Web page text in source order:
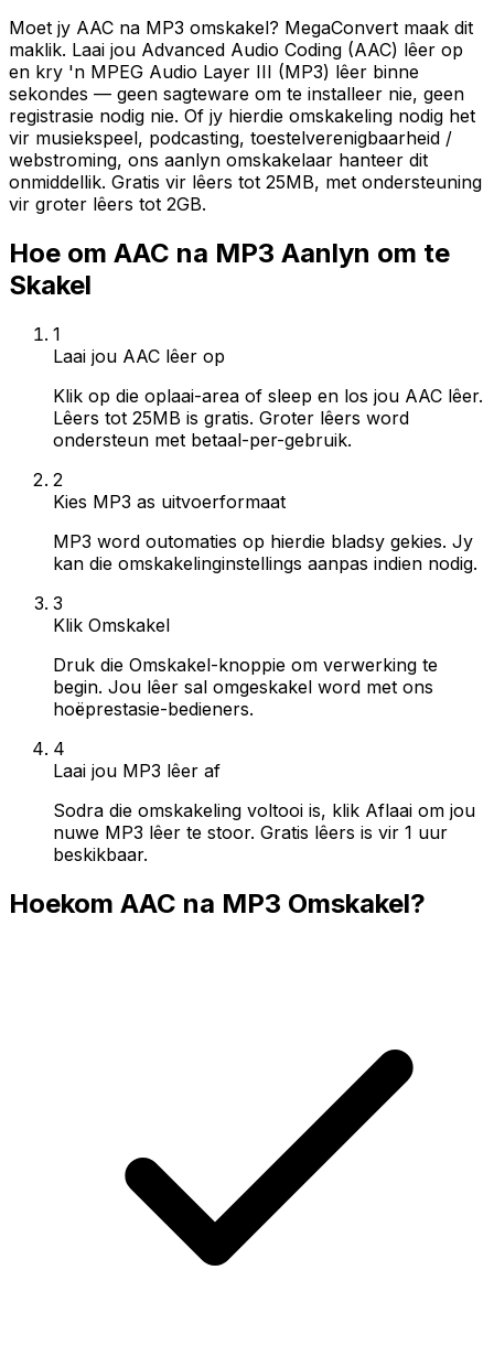
Moet jy AAC na MP3 omskakel? MegaConvert maak dit
maklik. Laai jou Advanced Audio Coding (AAC) lêer op
en kry 'n MPEG Audio Layer III (MP3) lêer binne
sekondes — geen sagteware om te installeer nie, geen
registrasie nodig nie. Of jy hierdie omskakeling nodig het
vir musiekspeel, podcasting, toestelverenigbaarheid /
webstroming, ons aanlyn omskakelaar hanteer dit
onmiddellik. Gratis vir lêers tot 25MB, met ondersteuning
vir groter lêers tot 2GB.
Hoe om AAC na MP3 Aanlyn om te
Skakel
1
Laai jou AAC lêer op
Klik op die oplaai-area of sleep en los jou AAC lêer.
Lêers tot 25MB is gratis. Groter lêers word
ondersteun met betaal-per-gebruik.
2
Kies MP3 as uitvoerformaat
MP3 word outomaties op hierdie bladsy gekies. Jy
kan die omskakelinginstellings aanpas indien nodig.
3
Klik Omskakel
Druk die Omskakel-knoppie om verwerking te
begin. Jou lêer sal omgeskakel word met ons
hoëprestasie-bedieners.
4
Laai jou MP3 lêer af
Sodra die omskakeling voltooi is, klik Aflaai om jou
nuwe MP3 lêer te stoor. Gratis lêers is vir 1 uur
beskikbaar.
Hoekom AAC na MP3 Omskakel?